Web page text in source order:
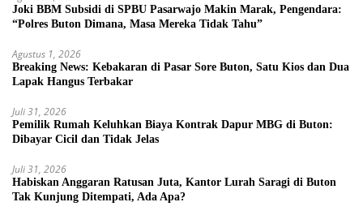
Joki BBM Subsidi di SPBU Pasarwajo Makin Marak, Pengendara:
“Polres Buton Dimana, Masa Mereka Tidak Tahu”
Agustus 1, 2026
Breaking News: Kebakaran di Pasar Sore Buton, Satu Kios dan Dua
Lapak Hangus Terbakar
Juli 31, 2026
Pemilik Rumah Keluhkan Biaya Kontrak Dapur MBG di Buton:
Dibayar Cicil dan Tidak Jelas
Juli 31, 2026
Habiskan Anggaran Ratusan Juta, Kantor Lurah Saragi di Buton
Tak Kunjung Ditempati, Ada Apa?